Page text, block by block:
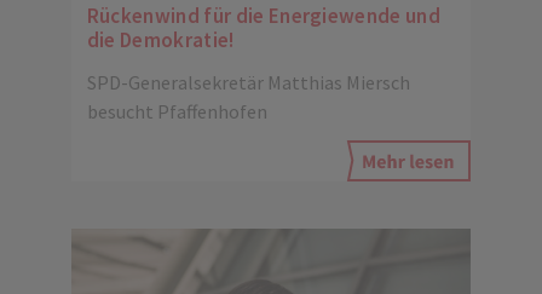
Rückenwind für die Energiewende und
die Demokratie!
SPD-Generalsekretär Matthias Miersch
besucht Pfaffenhofen